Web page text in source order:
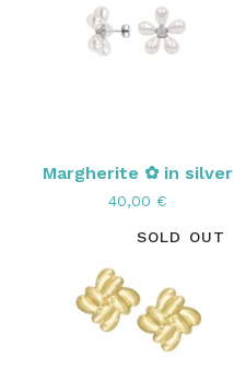
Margherite ✿ in silver
40,00 €
SOLD OUT